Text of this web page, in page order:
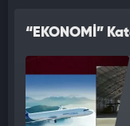
“EKONOMİ”